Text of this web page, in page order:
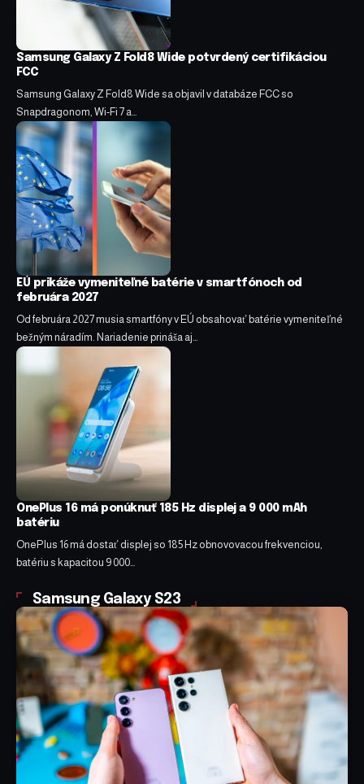
Samsung Galaxy Z Fold8 Wide potvrdený certifikáciou
FCC
Samsung Galaxy Z Fold8 Wide sa objavil v databáze FCC so
Snapdragonom, Wi-Fi 7 a…
EÚ prikáže vymeniteľné batérie v smartfónoch od
februára 2027
Od februára 2027 musia smartfóny v EÚ obsahovať batérie vymeniteľné
bežným náradím. Nariadenie prináša aj…
OnePlus 16 má ponúknuť 185 Hz displej a 9 000 mAh
batériu
OnePlus 16 má dostať displej so 185 Hz obnovovacou frekvenciou,
batériu s kapacitou 9 000…
Samsung Galaxy S23